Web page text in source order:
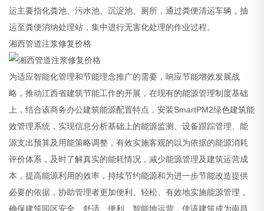
运主要指化粪池、污水池、沉淀池、厕所，通过粪便清运车辆，抽
运至粪便消纳处理站，集中进行无害化处理的作业过程。
湘西管道注浆修复价格
为适应智能化管理和节能理念推广的需要，响应节能增效发展战
略，推动江西省建筑节能工作的开展，在现有的能源管理制度基础
上，结合该商务办公建筑能源配置特点，安装SmartPM2绿色建筑能
效管理系统，实现信息分析基础上的能源监测、设备跟踪管理、能
源支出预算及用能策略调整，有效实施客观的以为依据的能源消耗
评价体系，及时了解真实的能耗情况，减少能源管理及建筑运营成
本，提高能源利用的效率，持续节约能源和为进一步节能改造提供
必要的依据，协助管理者更加便利、轻松、有效地实施能源管理，
确保建筑园区安全、舒适、便利、智能地运营，使该建筑成为南昌